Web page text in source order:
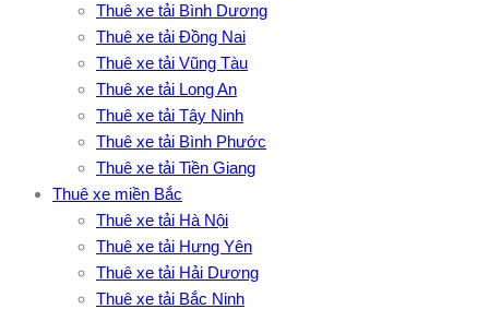
Thuê xe tải Bình Dương
Thuê xe tải Đồng Nai
Thuê xe tải Vũng Tàu
Thuê xe tải Long An
Thuê xe tải Tây Ninh
Thuê xe tải Bình Phước
Thuê xe tải Tiền Giang
Thuê xe miền Bắc
Thuê xe tải Hà Nội
Thuê xe tải Hưng Yên
Thuê xe tải Hải Dương
Thuê xe tải Bắc Ninh